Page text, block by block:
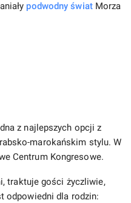
podwodny światMorza
z najlepszych opcji z
marokańskim stylu. W
Centrum Kongresowe.
traktuje gości życzliwie,
odpowiedni dla rodzin: